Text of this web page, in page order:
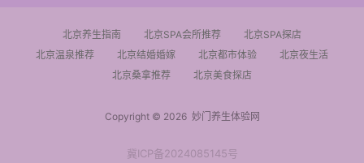
北京养生指南 北京SPA会所推荐
北京SPA探店
北京温泉推荐
北京结婚婚嫁 北京都市体验
北京夜生活
北京桑拿推荐
北京美食探店
Copyright © 2026妙门养生体验网
冀ICP备2024085145号